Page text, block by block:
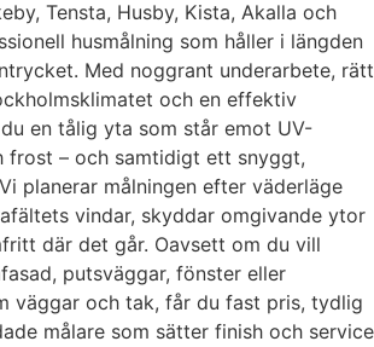
Tensta, Husby, Kista, Akalla och
husmålning som håller i längden
Med noggrant underarbete, rätt
och en effektiv
en tålig yta som står emot UV-
frost – och samtidigt ett snyggt,
planerar målningen efter väderläge
vindar, skyddar omgivande ytor
där det går. Oavsett om du vill
putsväggar, fönster eller
väggar och tak, får du fast pris, tydlig
målare som sätter finish och service